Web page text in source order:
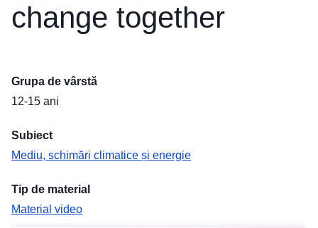
change together
Grupa de vârstă
12-15 ani
Subiect
Mediu, schimări climatice și energie
Tip de material
Material video